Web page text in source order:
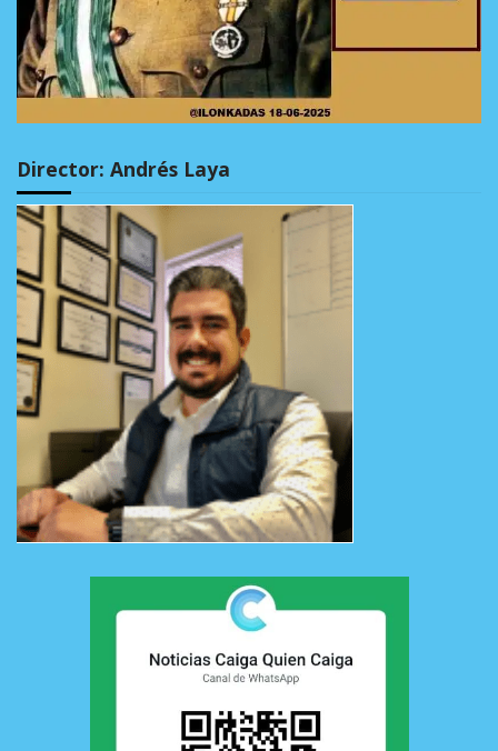
Director: Andrés Laya